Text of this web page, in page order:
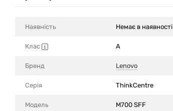
Наявність Немає в наявності
Клас A
Бренд Lenovo
Серія ThinkCentre
Модель M700 SFF